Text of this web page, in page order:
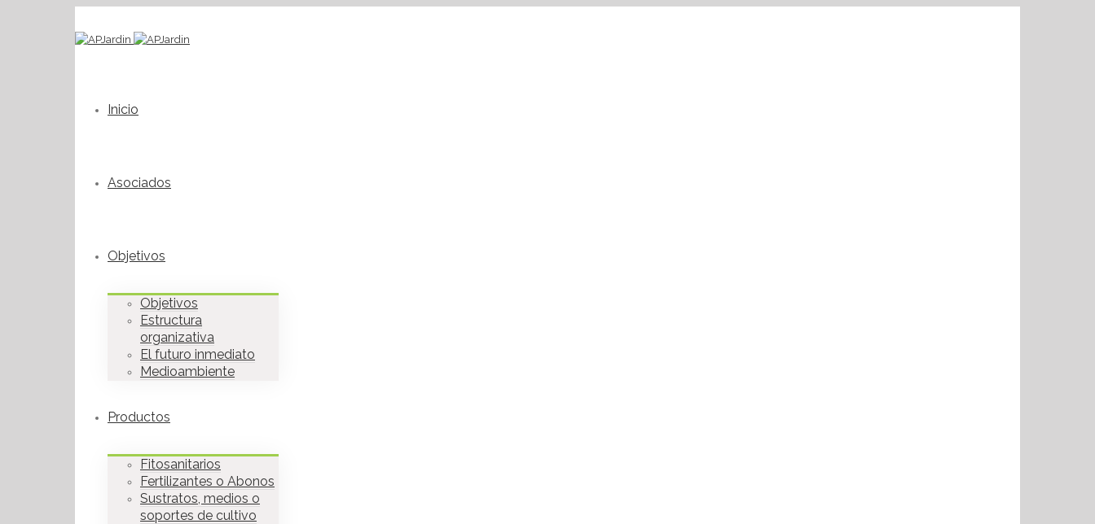
Inicio
Asociados
Objetivos
Objetivos
Estructura
organizativa
El futuro inmediato
Medioambiente
Productos
Fitosanitarios
Fertilizantes o Abonos
Sustratos, medios o
soportes de cultivo